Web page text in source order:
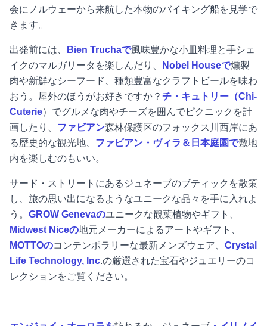
会にノルウェーから来航した本物のバイキング船を見学で
きます。
出発前には、 Bien Truchaで風味豊かな小皿料理と手シェ
イクのマルガリータを楽しんだり、
Nobel Houseで燻製
肉や新鮮なシーフード、種類豊富なクラフトビールを味わ
おう。屋外のほうがお好きですか？ チ・キュトリー（Chi-
Cuterie）でグルメな肉やチーズを囲んでピクニックを計
画したり、 ファビアン森林保護区のフォックス川西岸にあ
る歴史的な観光地、 ファビアン・ヴィラ＆日本庭園で敷地
内を楽しむのもいい。
サード・ストリートにあるジュネーブのブティックを散策
し、旅の思い出になるようなユニークな品々を手に入れよ
う。 GROW Genevaのユニークな観葉植物やギフト、
Midwest Niceの地元メーカーによるアートやギフト、
MOTTOのコンテンポラリーな最新メンズウェア、 Crystal
Life Technology, Inc.の厳選された宝石やジュエリーのコ
レクションをご覧ください。